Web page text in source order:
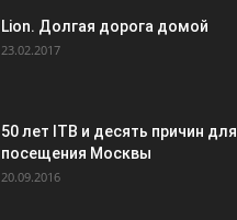
Lion. Долгая дорога домой
23.02.2017
50 лет ITB и десять причин для
посещения Москвы
20.09.2016